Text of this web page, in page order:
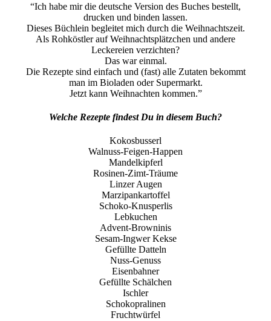
“Ich habe mir die deutsche Version des Buches bestellt,
drucken und binden lassen.
Dieses Büchlein begleitet mich durch die Weihnachtszeit.
Als Rohköstler auf Weihnachtsplätzchen und andere
Leckereien verzichten?
Das war einmal.
Die Rezepte sind einfach und (fast) alle Zutaten bekommt
man im Bioladen oder Supermarkt.
Jetzt kann Weihnachten kommen.”
Welche Rezepte findest Du in diesem Buch?
Kokosbusserl
Walnuss-Feigen-Happen
Mandelkipferl
Rosinen-Zimt-Träume
Linzer Augen
Marzipankartoffel
Schoko-Knusperlis
Lebkuchen
Advent-Browninis
Sesam-Ingwer Kekse
Gefüllte Datteln
Nuss-Genuss
Eisenbahner
Gefüllte Schälchen
Ischler
Schokopralinen
Fruchtwürfel